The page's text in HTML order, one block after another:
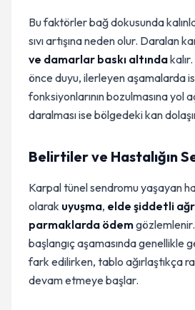
Bu faktörler bağ dokusunda
sıvı artışına neden olur. Daralan
ve damarlar baskı altında
önce duyu, ilerleyen aşamalarda
fonksiyonlarının bozulmasına yol
daralması ise bölgedeki kan
Belirtiler ve Hastalığın
Karpal tünel sendromu yaşayan
olarak uyuşma, elde şiddetli
parmaklarda ödem
başlangıç aşamasında genellikle
fark edilirken, tablo ağırlaştıkça
devam etmeye başlar.